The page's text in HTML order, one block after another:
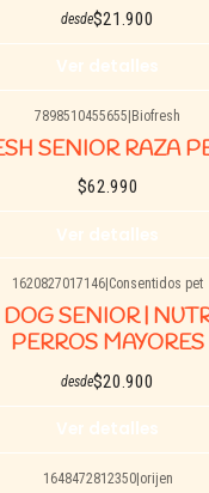
desde$21.900
Ver detalles
7898510455655|Biofresh
SENIOR RAZA
$62.990
Ver detalles
1620827017146 Consentidos pet
SENIOR |
PERROS MAYORES
desde$20.900
Ver detalles
1648472812350|orijen